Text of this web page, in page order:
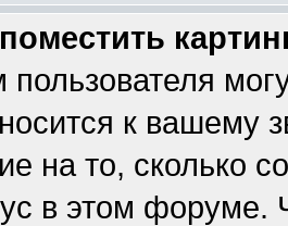
к вашему
на то, сколько
в этом форуме.